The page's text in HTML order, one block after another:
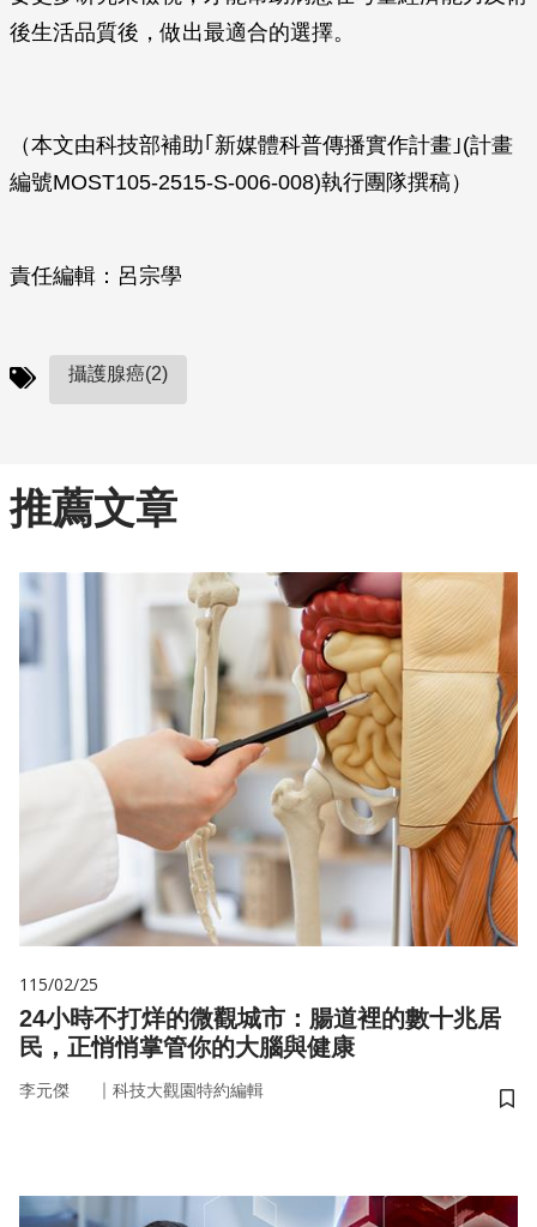
後生活品質後，做出最適合的選擇。
（本文由科技部補助｢新媒體科普傳播實作計畫｣(計畫
編號MOST105-2515-S-006-008)執行團隊撰稿）
責任編輯：呂宗學
攝護腺癌(2)
推薦文章
115/02/25
24小時不打烊的微觀城市：腸道裡的數十兆居
民，正悄悄掌管你的大腦與健康
李元傑 ｜ 科技大觀園特約編輯
儲